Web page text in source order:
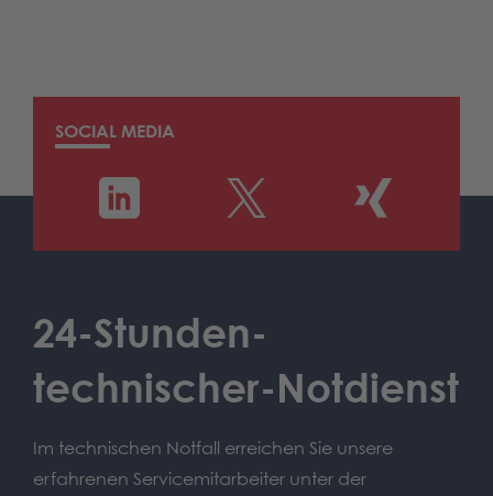
SOCIAL MEDIA
24-Stunden-
technischer-Notdienst
Im technischen Notfall erreichen Sie unsere
erfahrenen Servicemitarbeiter unter der